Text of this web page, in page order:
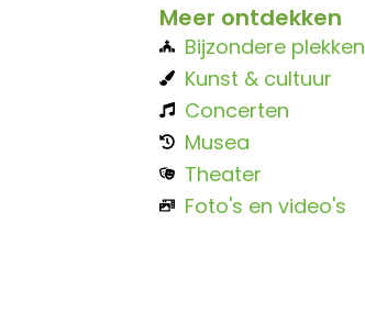
Meer ontdekken
Bijzondere plekken
Kunst & cultuur
Concerten
Musea
Theater
Foto's en video's